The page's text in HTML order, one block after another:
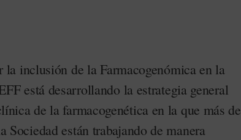
inclusión de la Farmacogenómica en la
está desarrollando la estrategia general
de la farmacogenética en la que más de
Sociedad están trabajando de manera